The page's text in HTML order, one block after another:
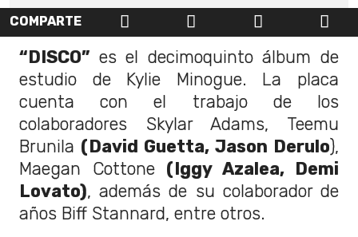
COMPARTE
“DISCO” es el decimoquinto álbum de
estudio de Kylie Minogue. La placa
cuenta con el trabajo de los
colaboradores Skylar Adams, Teemu
Brunila (David Guetta, Jason Derulo),
Maegan Cottone (Iggy Azalea, Demi
Lovato), además de su colaborador de
años Biff Stannard, entre otros.